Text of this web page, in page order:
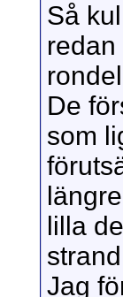
Så
De
som
lilla
Jag